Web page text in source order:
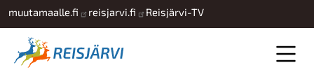
Hyppää pääsisältöön
muutamaalle.fi reisjarvi.fi Reisjärvi-TV